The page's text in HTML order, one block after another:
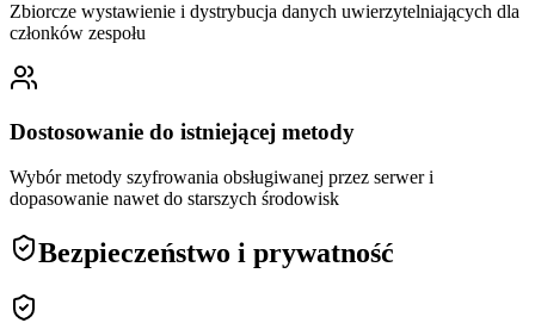
Zbiorcze wystawienie i dystrybucja danych uwierzytelniających dla
członków zespołu
Dostosowanie do istniejącej metody
Wybór metody szyfrowania obsługiwanej przez serwer i
dopasowanie nawet do starszych środowisk
Bezpieczeństwo i prywatność